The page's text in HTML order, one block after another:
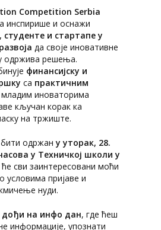
Competition Serbia
инспирише и оснажи
и стартапе у
да своје иновативне
одржива решења.
финансијску и
са практичним
младим иноваторима
кључан корак ка
на тржиште.
одржану уторак, 28.
у Техничкој школи у
ће сви заинтересовани моћи
условима пријаве и
нуди.
дођи на инфо дан, где ћеш
информације, упознати